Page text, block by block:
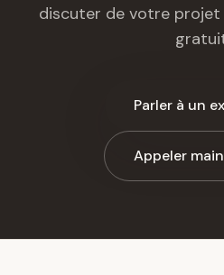
discuter de votre
Parler à un
Appeler